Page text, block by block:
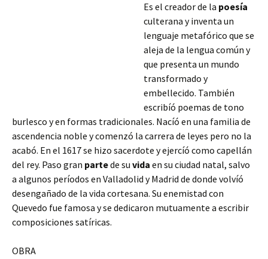
Es el creador de la poesía
culterana y inventa un
lenguaje metafórico que se
aleja de la lengua común y
que presenta un mundo
transformado y
embellecido. También
escribíó poemas de tono
burlesco y en formas tradicionales. Nacíó en una familia de
ascendencia noble y comenzó la carrera de leyes pero no la
acabó. En el 1617 se hizo sacerdote y ejercíó como capellán
del rey. Paso gran partede su vida en su ciudad natal, salvo
a algunos períodos en Valladolid y Madrid de donde volvíó
desengañado de la vida cortesana. Su enemistad con
Quevedo fue famosa y se dedicaron mutuamente a escribir
composiciones satíricas.
OBRA